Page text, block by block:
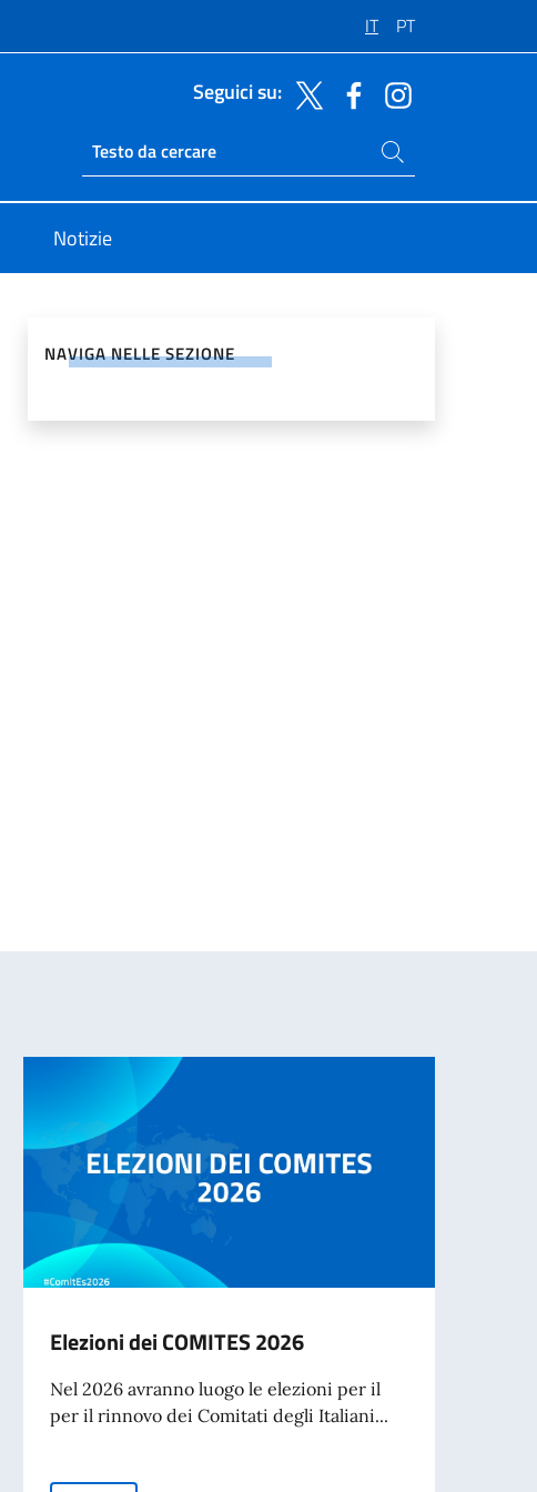
IT PT
Seguici su:
Ricerca sito live
Cerca nel sito
Notizie
NAVIGA NELLE SEZIONE
Elezioni dei COMITES 2026
Nel 2026 avranno luogo le elezioni per il
per il rinnovo dei Comitati degli Italiani...